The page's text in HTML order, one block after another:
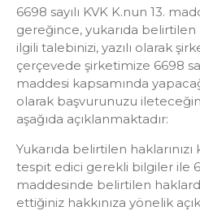
6698 sayılı KVK K.nun 13.
gereğince, yukarıda belirtilen
ilgili talebinizi, yazılı olarak
çerçevede şirketimize 6698
maddesi kapsamında
olarak başvurunuzu
aşağıda açıklanmaktadır:
Yukarıda belirtilen
tespit edici gerekli bilgiler ile
maddesinde belirtilen
ettiğiniz hakkınıza yönelik